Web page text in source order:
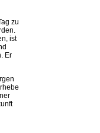
zu
ist
Er